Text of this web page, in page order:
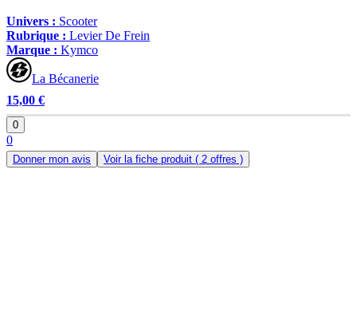
Univers : Scooter
Rubrique : Levier De Frein
Marque : Kymco
La Bécanerie
15,00 €
0
0
Donner mon avis Voir la fiche produit ( 2 offres )